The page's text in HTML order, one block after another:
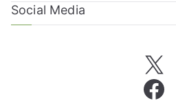
Social Media